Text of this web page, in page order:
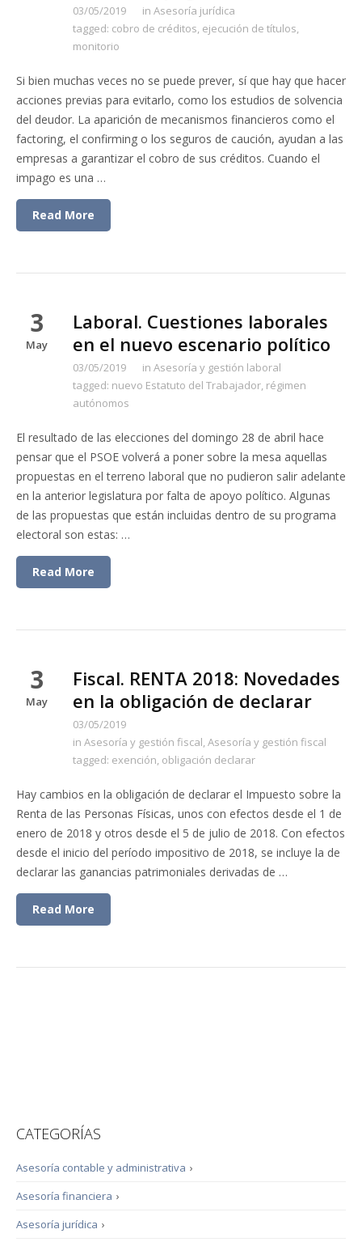
03/05/2019 in Asesoría jurídica
tagged: cobro de créditos, ejecución de títulos,
monitorio
Si bien muchas veces no se puede prever, sí que hay que hacer
acciones previas para evitarlo, como los estudios de solvencia
del deudor. La aparición de mecanismos financieros como el
factoring, el confirming o los seguros de caución, ayudan a las
empresas a garantizar el cobro de sus créditos. Cuando el
impago es una …
Read More
3
May
Laboral. Cuestiones laborales
en el nuevo escenario político
03/05/2019 in Asesoría y gestión laboral
tagged: nuevo Estatuto del Trabajador, régimen
autónomos
El resultado de las elecciones del domingo 28 de abril hace
pensar que el PSOE volverá a poner sobre la mesa aquellas
propuestas en el terreno laboral que no pudieron salir adelante
en la anterior legislatura por falta de apoyo político. Algunas
de las propuestas que están incluidas dentro de su programa
electoral son estas: …
Read More
3
May
Fiscal. RENTA 2018: Novedades
en la obligación de declarar
03/05/2019
in Asesoría y gestión fiscal,Asesoría y gestión fiscal
tagged: exención, obligación declarar
Hay cambios en la obligación de declarar el Impuesto sobre la
Renta de las Personas Físicas, unos con efectos desde el 1 de
enero de 2018 y otros desde el 5 de julio de 2018. Con efectos
desde el inicio del período impositivo de 2018, se incluye la de
declarar las ganancias patrimoniales derivadas de …
Read More
CATEGORÍAS
›
Asesoría contable y administrativa
›
Asesoría financiera
›
Asesoría jurídica